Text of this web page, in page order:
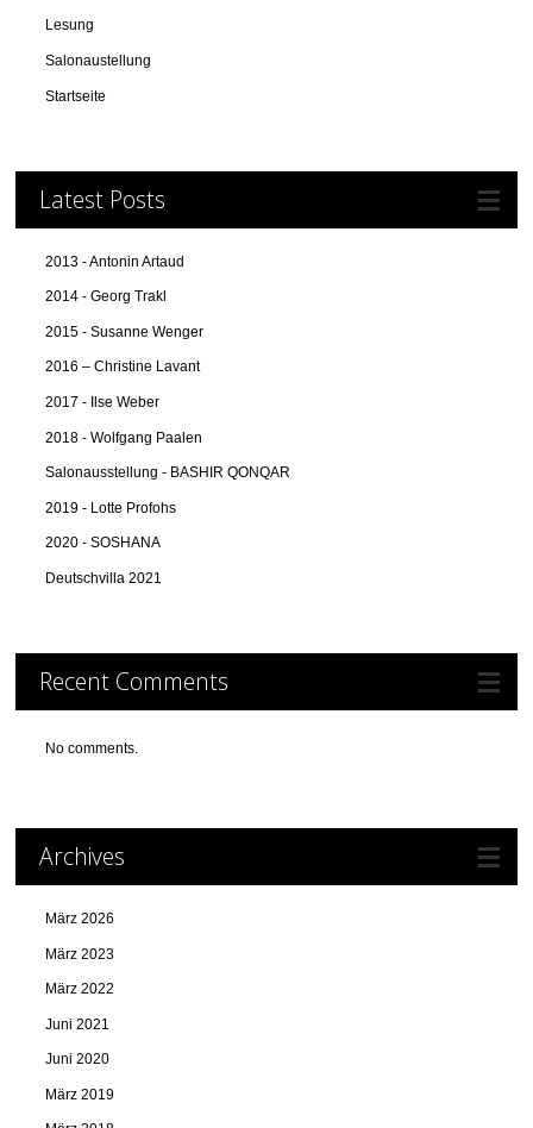
Lesung
Salonaustellung
Startseite
Latest Posts
2013 - Antonin Artaud
2014 - Georg Trakl
2015 - Susanne Wenger
2016 – Christine Lavant
2017 - Ilse Weber
2018 - Wolfgang Paalen
Salonausstellung - BASHIR QONQAR
2019 - Lotte Profohs
2020 - SOSHANA
Deutschvilla 2021
Recent Comments
No comments.
Archives
März 2026
März 2023
März 2022
Juni 2021
Juni 2020
März 2019